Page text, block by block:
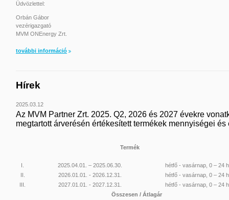
Üdvözlettel:
Orbán Gábor
vezérigazgató
MVM ONEnergy Zrt.
további információ
Hírek
2025.03.12
Az MVM Partner Zrt. 2025. Q2, 2026 és 2027 évekre
megtartott árverésén értékesített termékek mennyiségei
Termék
I. 2025.04.01. – 2025.06.30.
hétfő - vasárnap, 0 – 24 h
II.
2026.01.01. - 2026.12.31.
hétfő - vasárnap, 0 – 24 h
III.
2027.01.01. - 2027.12.31.
hétfő - vasárnap, 0 – 24 h
Összesen / Átlagár